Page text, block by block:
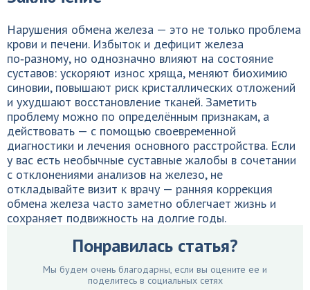
Нарушения обмена железа — это не только проблема
крови и печени. Избыток и дефицит железа
по‑разному, но однозначно влияют на состояние
суставов: ускоряют износ хряща, меняют биохимию
синовии, повышают риск кристаллических отложений
и ухудшают восстановление тканей. Заметить
проблему можно по определённым признакам, а
действовать — с помощью своевременной
диагностики и лечения основного расстройства. Если
у вас есть необычные суставные жалобы в сочетании
с отклонениями анализов на железо, не
откладывайте визит к врачу — ранняя коррекция
обмена железа часто заметно облегчает жизнь и
сохраняет подвижность на долгие годы.
Понравилась статья?
Мы будем очень благодарны, если вы оцените ее и
поделитесь в социальных сетях